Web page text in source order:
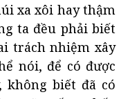
xa xôi hay thậm
ta đều phải biết
trách nhiệm xây
nói, để có được
không biết đã có